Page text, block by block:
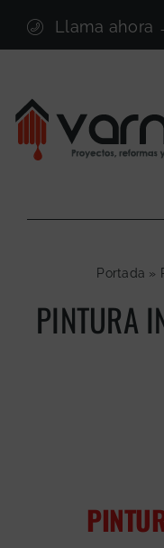
contenido
Llama ahora
Sectores
Proyectos
Nosotros
Portada »
PINTURA